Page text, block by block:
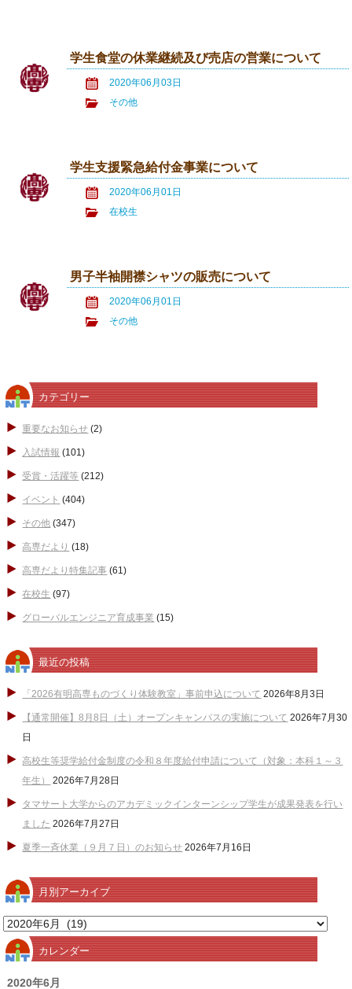
学生食堂の休業継続及び売店の営業について
2020年06月03日
その他
学生支援緊急給付金事業について
2020年06月01日
在校生
男子半袖開襟シャツの販売について
2020年06月01日
その他
カテゴリー
重要なお知らせ (2)
入試情報 (101)
受賞・活躍等 (212)
イベント (404)
その他 (347)
高専だより (18)
高専だより特集記事 (61)
在校生 (97)
グローバルエンジニア育成事業 (15)
最近の投稿
「2026有明高専ものづくり体験教室」事前申込について 2026年8月3日
【通常開催】8月8日（土）オープンキャンパスの実施について 2026年7月30
日
高校生等奨学給付金制度の令和８年度給付申請について（対象：本科１～３
年生）
2026年7月28日
タマサート大学からのアカデミックインターンシップ学生が成果発表を行い
ました 2026年7月27日
夏季一斉休業（９月７日）のお知らせ 2026年7月16日
月別アーカイブ
月
別
ア
ー
カレンダー
2020年6月